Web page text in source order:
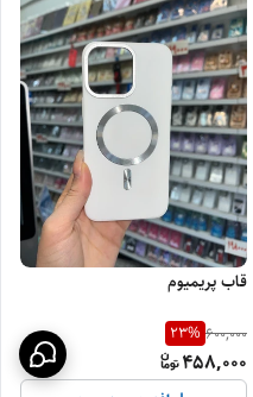
قاب پریمیوم
600,000
23%
458,000